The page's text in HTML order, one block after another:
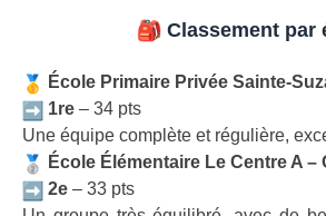
Classement par
École Primaire Privée Sainte-
1re – 34 pts
Une équipe complète et régulière,
École Élémentaire Le Centre A –
2e – 33 pts